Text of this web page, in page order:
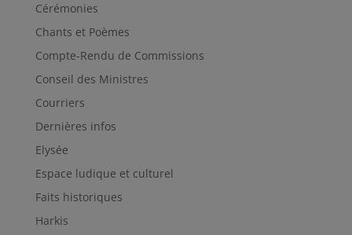
Cérémonies
Chants et Poèmes
Compte-Rendu de Commissions
Conseil des Ministres
Courriers
Dernières infos
Elysée
Espace ludique et culturel
Faits historiques
Harkis